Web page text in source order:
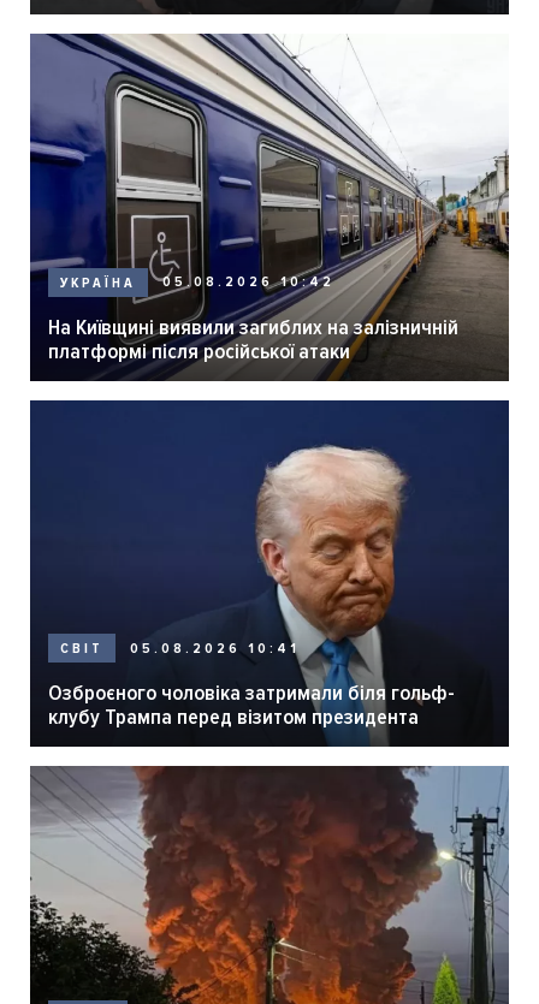
УКРАЇНА 05.08.2026 10:42
На Київщині виявили загиблих на залізничній
платформі після російської атаки
СВІТ 05.08.2026 10:41
Озброєного чоловіка затримали біля гольф-
клубу Трампа перед візитом президента